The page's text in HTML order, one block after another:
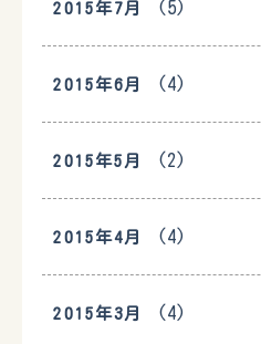
2015年7月 (5)
2015年6月 (4)
2015年5月 (2)
2015年4月 (4)
2015年3月 (4)